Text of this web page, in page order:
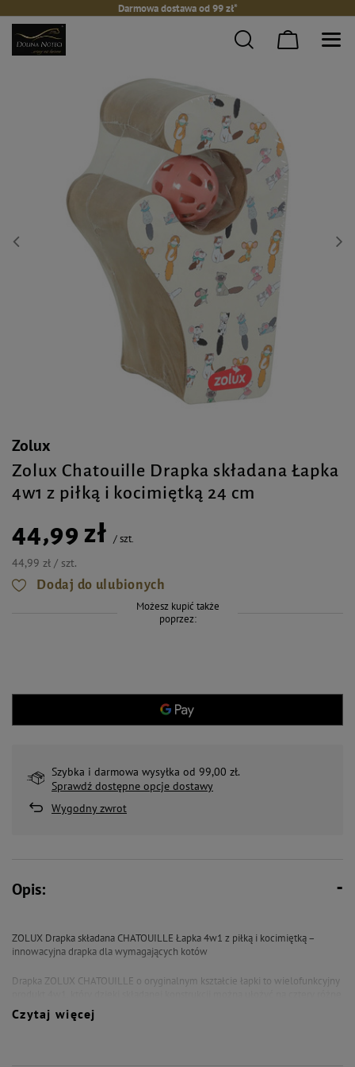
Darmowa dostawa od 99 zł*
Zolux
Zolux Chatouille Drapka składana Łapka
4w1 z piłką i kocimiętką 24 cm
44,99 zł /szt.
44,99 zł / szt.
Dodaj do ulubionych
Możesz kupić także
poprzez:
Szybka i darmowa wysyłka od 99,00 zł.
Sprawdź dostępne opcje dostawy
Wygodny zwrot
Opis:
ZOLUX Drapka składana CHATOUILLE Łapka 4w1 z piłką i kocimiętką –
innowacyjna drapka dla wymagających kotów
Drapka ZOLUX CHATOUILLE o oryginalnym kształcie łapki to wielofunkcyjny
sposoby. Pozwala to na dostosowanie drapaka do indywidualnych potrzeb i
nastroju Twojego kota, zapewniając mu zabawę i komfort.
Czytaj więcej